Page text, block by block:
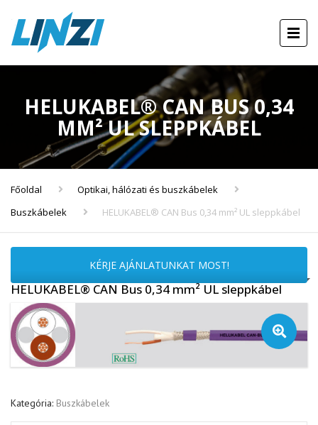
HELUKABEL® CAN BUS 0,34
MM² UL SLEPPKÁBEL
Főoldal
Optikai, hálózati és buszkábelek
Buszkábelek
HELUKABEL® CAN Bus 0,34 mm² UL sleppkábel
KÉRJE AJÁNLATUNKAT MOST!
HELUKABEL® CAN Bus 0,34 mm² UL sleppkábel
🔍
Kategória: Buszkábelek